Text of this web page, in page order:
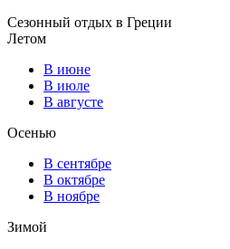
Сезонный отдых в Греции
Летом
В июне
В июле
В августе
Осенью
В сентябре
В октябре
В ноябре
Зимой